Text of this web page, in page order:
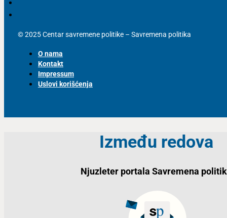
© 2025 Centar savremene politike – Savremena politika
O nama
Kontakt
Impressum
Uslovi korišćenja
Između redova
Njuzleter portala Savremena